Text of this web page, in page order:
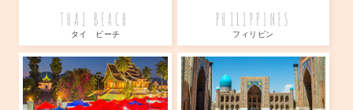
THAI BEACH
タイ ビーチ
PHILIPPINES
フィリピン